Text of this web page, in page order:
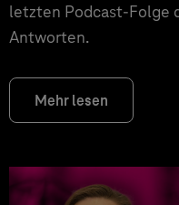
letzten Podcast-Folge
Antworten.
Mehr lesen